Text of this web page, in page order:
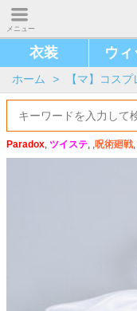
メニュー
衣装 ウィ
ホーム > 【マ】コス
Paradox, ツイステ, ,呪術廻戦,